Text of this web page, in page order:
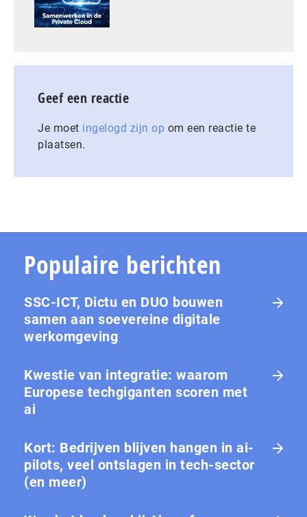
Geef een reactie
Je moet ingelogd zijn op om een reactie te
plaatsen.
Populaire berichten
SSC-ICT, Dictu en DUO bouwen
samen aan soevereine digitale
werkomgeving
Kwestie van integratie: waarom
Europese tech­gi­gan­ten scoren met
ai
Kort: Bedrijven blijven hangen in ai-
pilots, veel ontslagen in tech-sector
(en meer)